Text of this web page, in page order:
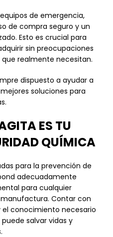
de emergencia,
de compra seguro y un
Esto es crucial para
sin preocupaciones
realmente necesitan.
dispuesto a ayudar a
soluciones para
ES TU
QUÍMICA
para la prevención de
adecuadamente
para cualquier
Contar con
conocimiento necesario
salvar vidas y